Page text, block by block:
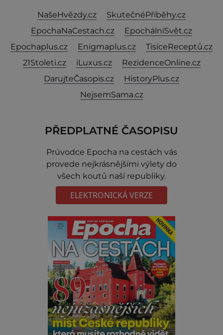
NašeHvězdy.cz
SkutečnéPříběhy.cz
EpochaNaCestach.cz
EpochálníSvět.cz
Epochaplus.cz
Enigmaplus.cz
TisíceReceptů.cz
21Stoleti.cz
iLuxus.cz
RezidenceOnline.cz
DarujteČasopis.cz
HistoryPlus.cz
NejsemSama.cz
PŘEDPLATNÉ ČASOPISU
Prúvodce Epocha na cestách vás
provede nejkrásnějšími výlety do
všech koutů naší republiky.
ELEKTRONICKÁ VERZE